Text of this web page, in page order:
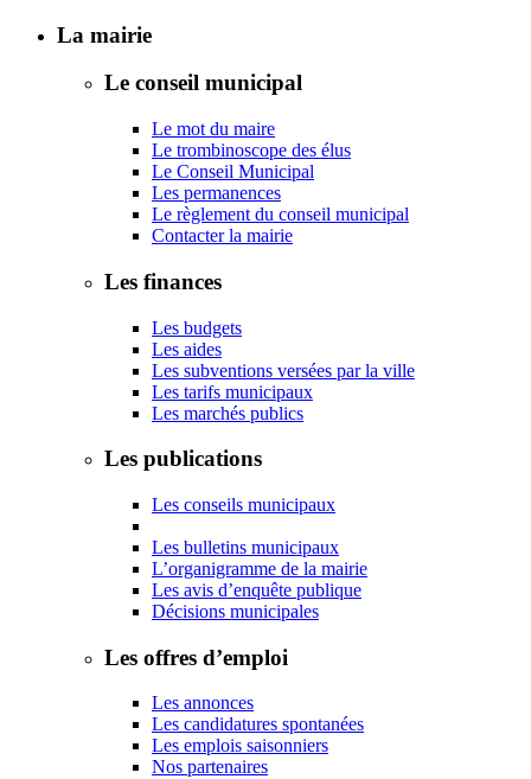
La mairie
Le conseil municipal
Le mot du maire
Le trombinoscope des élus
Le Conseil Municipal
Les permanences
Le règlement du conseil municipal
Contacter la mairie
Les finances
Les budgets
Les aides
Les subventions versées par la ville
Les tarifs municipaux
Les marchés publics
Les publications
Les conseils municipaux
Les bulletins municipaux
L’organigramme de la mairie
Les avis d’enquête publique
Décisions municipales
Les offres d’emploi
Les annonces
Les candidatures spontanées
Les emplois saisonniers
Nos partenaires